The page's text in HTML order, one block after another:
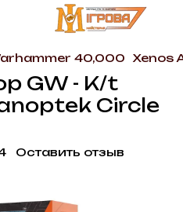
40,000 Xenos
GW - K/t
Circle
Оставить отзыв